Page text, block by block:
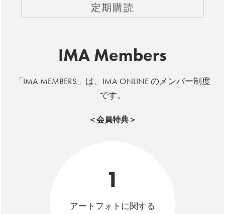
定期購読
IMA Members
「IMA MEMBERS」は、IMA ONLINE のメンバー制度
です。
＜会員特典＞
1
アートフォトに関する